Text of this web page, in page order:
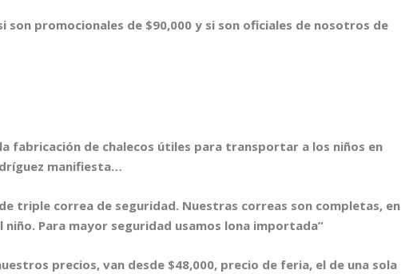
son promocionales de $90,000 y si son oficiales de nosotros de
fabricación de chalecos útiles para transportar a los niños en
manifiesta…
triple correa de seguridad. Nuestras correas son completas, en
Para mayor seguridad usamos lona importada”
precios, van desde $48,000, precio de feria, el de una sola